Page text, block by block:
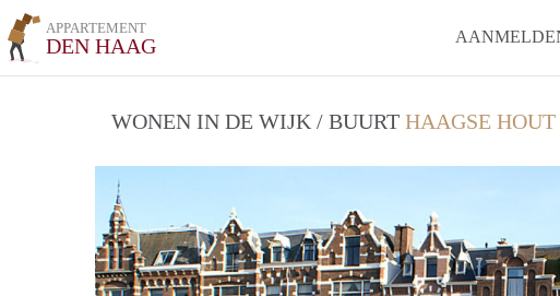
APPARTEMENT
DEN HAAG
WONEN IN DE WIJK / BUURT HAAGSE